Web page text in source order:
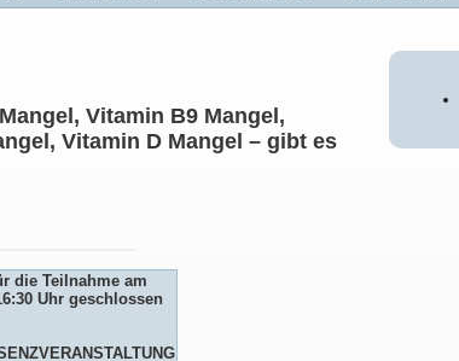
Vitamin B9 Mangel,
Vitamin D Mangel – gibt es
die Teilnahme am
Uhr geschlossen